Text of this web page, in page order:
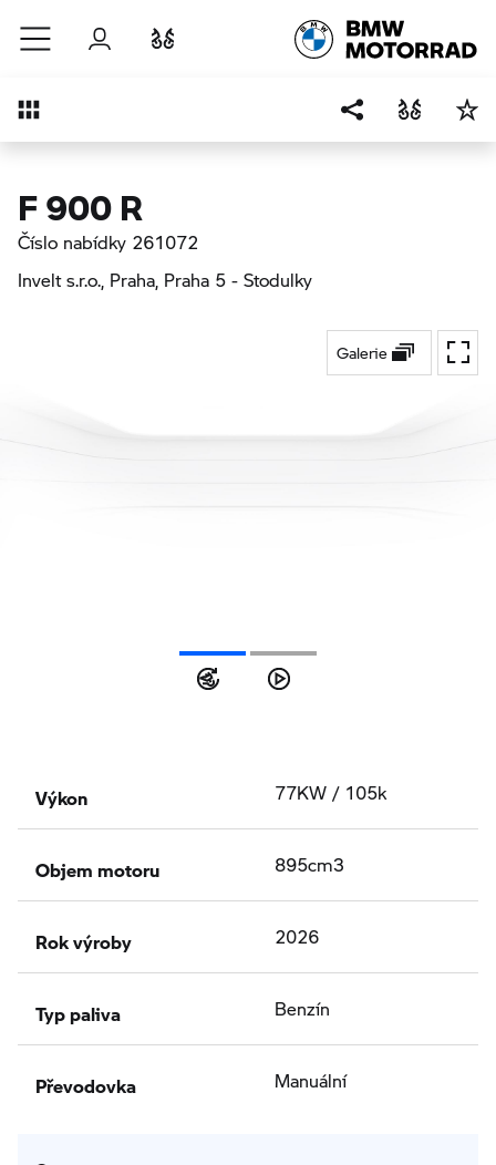
Přejít na hlavní obsah
Přihlášení
Přehled
F 900 R
Číslo nabídky 261072
Invelt s.r.o., Praha, Praha 5 - Stodulky
Galerie
360° Exteriér
Výkon 77KW / 105k
Objem motoru 895cm3
Rok výroby 2026
Typ paliva Benzín
Převodovka Manuální